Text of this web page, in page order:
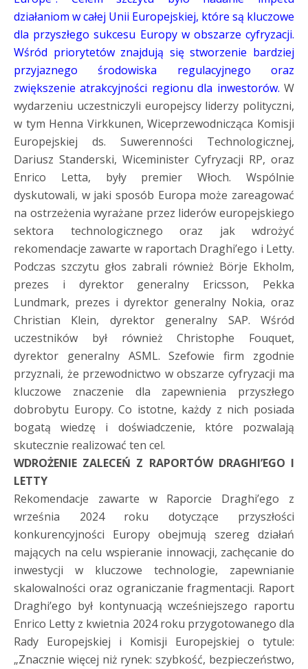
działaniom w całej Unii Europejskiej, które są kluczowe
dla przyszłego sukcesu Europy w obszarze cyfryzacji.
Wśród priorytetów znajdują się stworzenie bardziej
przyjaznego środowiska regulacyjnego oraz
zwiększenie atrakcyjności regionu dla inwestorów. W
wydarzeniu uczestniczyli europejscy liderzy polityczni,
w tym Henna Virkkunen, Wiceprzewodnicząca Komisji
Europejskiej ds. Suwerenności Technologicznej,
Dariusz Standerski, Wiceminister Cyfryzacji RP, oraz
Enrico Letta, były premier Włoch. Wspólnie
dyskutowali, w jaki sposób Europa może zareagować
na ostrzeżenia wyrażane przez liderów europejskiego
sektora technologicznego oraz jak wdrożyć
rekomendacje zawarte w raportach Draghi’ego i Letty.
Podczas szczytu głos zabrali również Börje Ekholm,
prezes i dyrektor generalny Ericsson, Pekka
Lundmark, prezes i dyrektor generalny Nokia, oraz
Christian Klein, dyrektor generalny SAP. Wśród
uczestników był również Christophe Fouquet,
dyrektor generalny ASML. Szefowie firm zgodnie
przyznali, że przewodnictwo w obszarze cyfryzacji ma
kluczowe znaczenie dla zapewnienia przyszłego
dobrobytu Europy. Co istotne, każdy z nich posiada
bogatą wiedzę i doświadczenie, które pozwalają
skutecznie realizować ten cel.
WDROŻENIE ZALECEŃ Z RAPORTÓW DRAGHI’EGO I
LETTY
Rekomendacje zawarte w Raporcie Draghi’ego z
września 2024 roku dotyczące przyszłości
konkurencyjności Europy obejmują szereg działań
mających na celu wspieranie innowacji, zachęcanie do
inwestycji w kluczowe technologie, zapewnianie
skalowalności oraz ograniczanie fragmentacji. Raport
Draghi’ego był kontynuacją wcześniejszego raportu
Enrico Letty z kwietnia 2024 roku przygotowanego dla
Rady Europejskiej i Komisji Europejskiej o tytule:
„Znacznie więcej niż rynek: szybkość, bezpieczeństwo,